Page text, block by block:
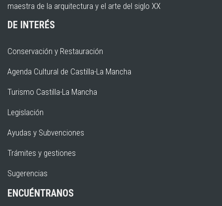
maestra de la arquitectura y el arte del siglo XX
DE INTERÉS
Conservación y Restauración
Agenda Cultural de Castilla-La Mancha
Turismo Castilla-La Mancha
Legislación
Ayudas y Subvenciones
Trámites y gestiones
Sugerencias
ENCUÉNTRANOS